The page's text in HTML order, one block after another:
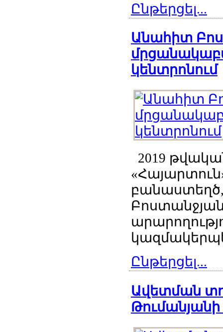
Ընթերցել...
Անահիտ
կենտրոնում
2019
Ընթերցել...
Ավետման
Թումանյանի